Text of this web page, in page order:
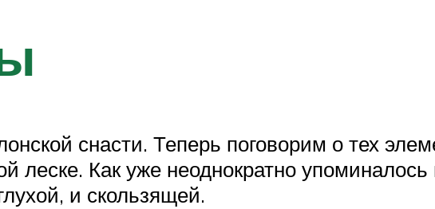
снасти. Теперь поговорим о тех
Как уже неоднократно упоминалось
и скользящей.